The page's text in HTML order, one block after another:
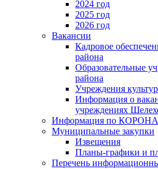
2024 год
2025 год
2026 год
Вакансии
Кадровое
района
Образовательные
района
Учреждения
Информация о
учреждениях
Информация по
Муниципальные закупки
Извещения
Планы-графики и
Перечень